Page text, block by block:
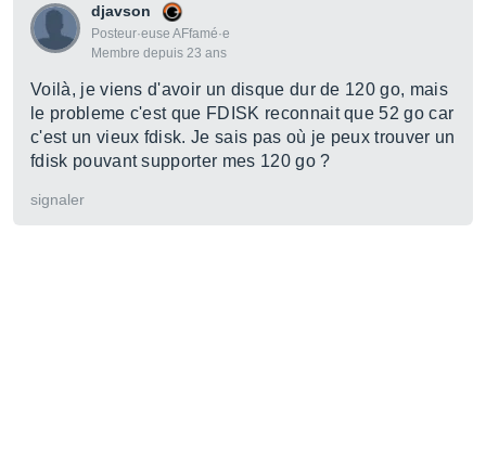
djavson
Posteur·euse AFfamé·e
Membre depuis 23 ans
Voilà, je viens d'avoir un disque dur de 120 go, mais
le probleme c'est que FDISK reconnait que 52 go car
c'est un vieux fdisk. Je sais pas où je peux trouver un
fdisk pouvant supporter mes 120 go ?
signaler